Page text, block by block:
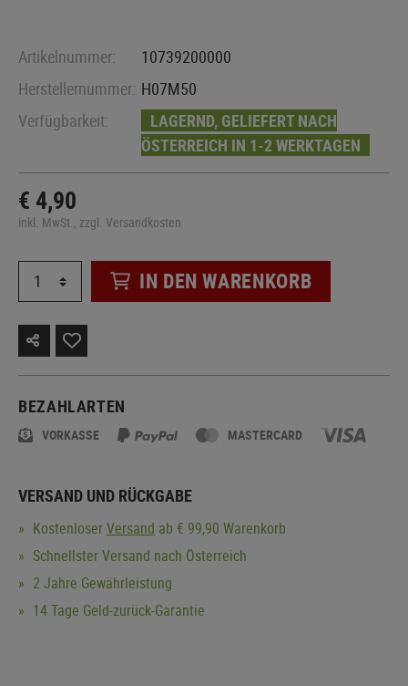
Artikelnummer:
10739200000
Herstellernummer: H07M50
Verfügbarkeit:
LAGERND, GELIEFERT NACH
ÖSTERREICH IN 1-2 WERKTAGEN
€ 4,90
inkl. MwSt., zzgl. Versandkosten
IN DEN WARENKORB
BEZAHLARTEN
VORKASSE MASTERCARD
VERSAND UND RÜCKGABE
KostenloserVersand ab € 99,90 Warenkorb
Schnellster Versand nach Österreich
2 Jahre Gewährleistung
14 Tage Geld-zurück-Garantie